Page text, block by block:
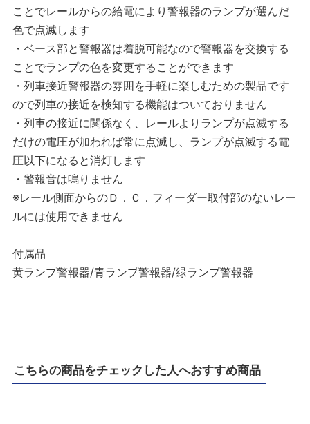
ことでレールからの給電により警報器のランプが選んだ
色で点滅します
・ベース部と警報器は着脱可能なので警報器を交換する
ことでランプの色を変更することができます
・列車接近警報器の雰囲を手軽に楽しむための製品です
ので列車の接近を検知する機能はついておりません
・列車の接近に関係なく、レールよりランプが点滅する
だけの電圧が加われば常に点滅し、ランプが点滅する電
圧以下になると消灯します
・警報音は鳴りません
※レール側面からのＤ．Ｃ．フィーダー取付部のないレー
ルには使用できません
付属品
黄ランプ警報器/青ランプ警報器/緑ランプ警報器
こちらの商品をチェックした人へおすすめ商品